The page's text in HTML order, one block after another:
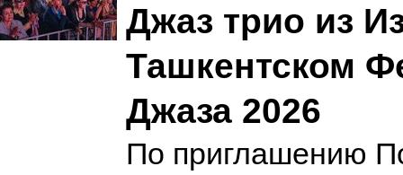
Джаз трио из
Ташкентском
Джаза 2026
По приглашению